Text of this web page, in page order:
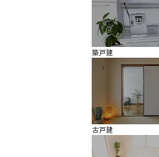
築戸建
古戸建